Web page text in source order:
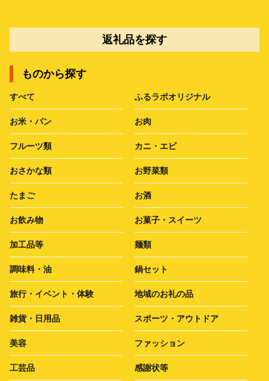
返礼品を探す
ものから探す
すべて ふるラボオリジナル
お米・パン お肉
フルーツ類 カニ・エビ
おさかな類 お野菜類
たまご お酒
お飲み物 お菓子・スイーツ
加工品等 麺類
調味料・油 鍋セット
旅行・イベント・体験 地域のお礼の品
雑貨・日用品 スポーツ・アウトドア
美容 ファッション
工芸品 感謝状等